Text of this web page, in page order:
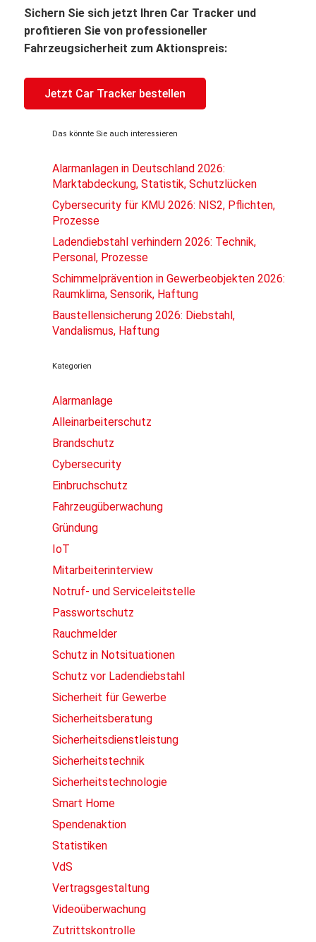
Sichern Sie sich jetzt Ihren Car Tracker und
profitieren Sie von professioneller
Fahrzeugsicherheit zum Aktionspreis:
Jetzt Car Tracker bestellen
Das könnte Sie auch interessieren
Alarmanlagen in Deutschland 2026:
Marktabdeckung, Statistik, Schutzlücken
Cybersecurity für KMU 2026: NIS2, Pflichten,
Prozesse
Ladendiebstahl verhindern 2026: Technik,
Personal, Prozesse
Schimmelprävention in Gewerbeobjekten 2026:
Raumklima, Sensorik, Haftung
Baustellensicherung 2026: Diebstahl,
Vandalismus, Haftung
Kategorien
Alarmanlage
Alleinarbeiterschutz
Brandschutz
Cybersecurity
Einbruchschutz
Fahrzeugüberwachung
Gründung
IoT
Mitarbeiterinterview
Notruf- und Serviceleitstelle
Passwortschutz
Rauchmelder
Schutz in Notsituationen
Schutz vor Ladendiebstahl
Sicherheit für Gewerbe
Sicherheitsberatung
Sicherheitsdienstleistung
Sicherheitstechnik
Sicherheitstechnologie
Smart Home
Spendenaktion
Statistiken
VdS
Vertragsgestaltung
Videoüberwachung
Zutrittskontrolle